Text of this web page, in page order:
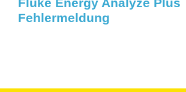
Fehlermeldung